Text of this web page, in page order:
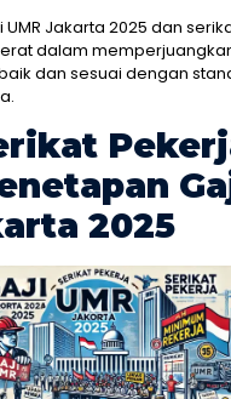
UMR Jakarta 2025 dan
dalam
dan sesuai dengan
2025